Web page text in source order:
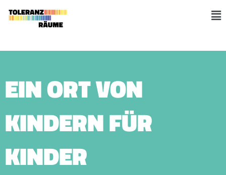
Inhalt
springen
EIN ORT VON
KINDERN FÜR
KINDER